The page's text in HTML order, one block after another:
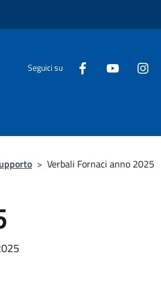
Seguici su
> Verbali Fornaci anno 2025